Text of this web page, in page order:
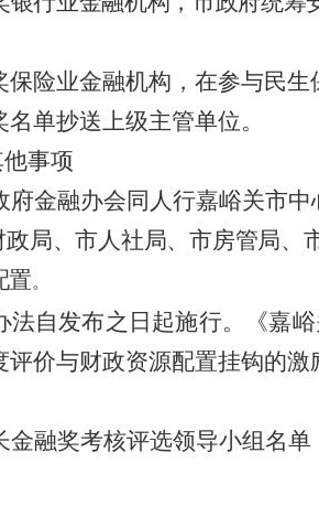
保险业金融机构，在参与民
名单抄送上级主管单位。
他事项
府金融办会同 人行嘉峪关市
政局、市人社局、市房管局
置。
法自发布之日起施行。《嘉
评价与财政资源配置挂钩的
金融奖考核评选领导小组名单